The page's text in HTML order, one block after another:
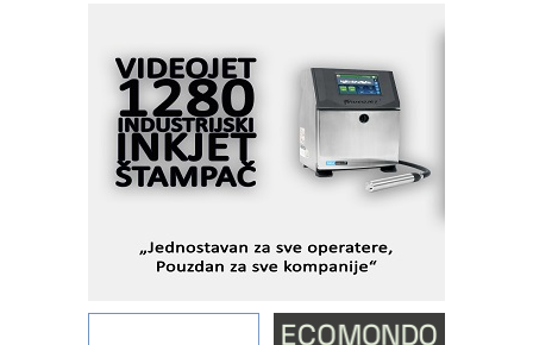
I.SAFE MOBILE revolucioniše
industrijsku automatizaciju
pionirskimmobile operator PANEL-OM
Fleksibilno stezanje i brzo
podešavanje u proizvodnji prototipova
KIP KOP – napredna rešenja za
objekte
Alba d.o.o. – 35 godina preciznosti u